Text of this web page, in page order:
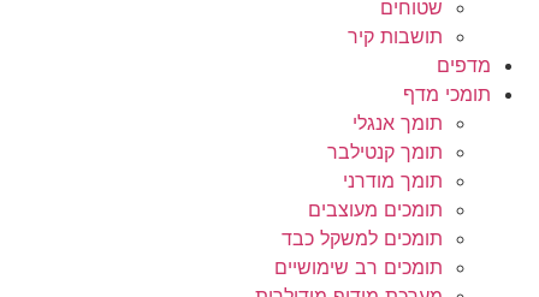
שטוחים
תושבות קיר
מדפים
תומכי מדף
תומך אנגלי
תומך קנטילבר
תומך מודרני
תומכים מעוצבים
תומכים למשקל כבד
תומכים רב שימושיים